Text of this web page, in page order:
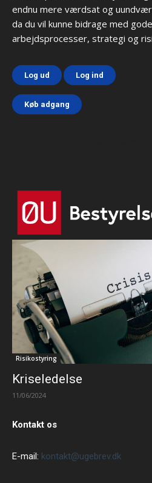
endnu mere værdsat og
da du vil kunne bidrage med
arbejdsprocesser, strategi og
Log ud Log ind
Køb adgang
Risikostyring
Kriseledelse
11/06/2024
Kontakt os
E-mail: kontakt@ugebrev.dk